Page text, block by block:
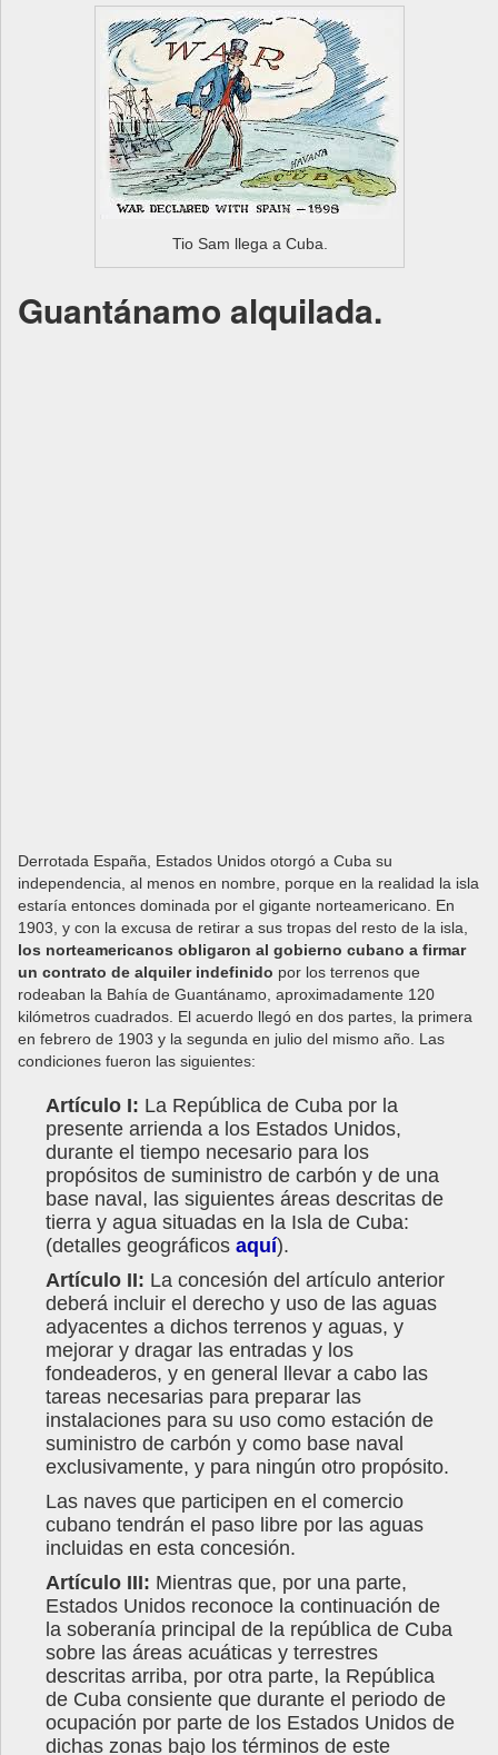
Tio Sam llega a Cuba.
Guantánamo alquilada.
Derrotada España, Estados Unidos otorgó a Cuba su
independencia, al menos en nombre, porque en la realidad la isla
estaría entonces dominada por el gigante norteamericano. En
1903, y con la excusa de retirar a sus tropas del resto de la isla,
los norteamericanos obligaron al gobierno cubano a firmar
un contrato de alquiler indefinido por los terrenos que
rodeaban la Bahía de Guantánamo, aproximadamente 120
kilómetros cuadrados. El acuerdo llegó en dos partes, la primera
en febrero de 1903 y la segunda en julio del mismo año. Las
condiciones fueron las siguientes:
Artículo I: La República de Cuba por la
presente arrienda a los Estados Unidos,
durante el tiempo necesario para los
propósitos de suministro de carbón y de una
base naval, las siguientes áreas descritas de
tierra y agua situadas en la Isla de Cuba:
(detalles geográficos aquí).
Artículo II: La concesión del artículo anterior
deberá incluir el derecho y uso de las aguas
adyacentes a dichos terrenos y aguas, y
mejorar y dragar las entradas y los
fondeaderos, y en general llevar a cabo las
tareas necesarias para preparar las
instalaciones para su uso como estación de
suministro de carbón y como base naval
exclusivamente, y para ningún otro propósito.
Las naves que participen en el comercio
cubano tendrán el paso libre por las aguas
incluidas en esta concesión.
Artículo III: Mientras que, por una parte,
Estados Unidos reconoce la continuación de
la soberanía principal de la república de Cuba
sobre las áreas acuáticas y terrestres
descritas arriba, por otra parte, la República
de Cuba consiente que durante el periodo de
ocupación por parte de los Estados Unidos de
dichas zonas bajo los términos de este